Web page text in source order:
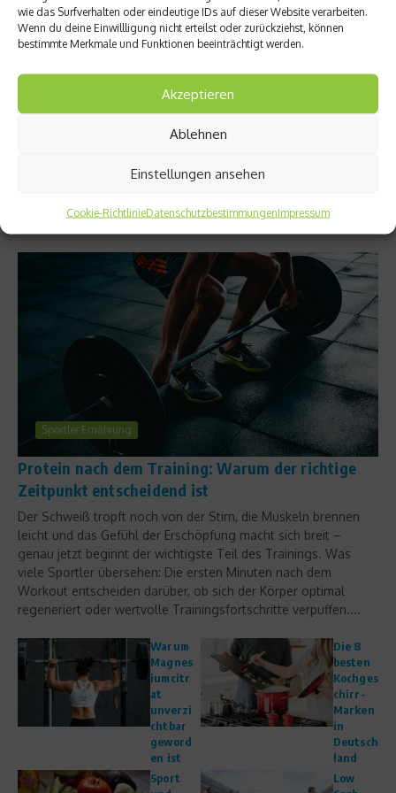
wie das Surfverhalten oder eindeutige IDs auf dieser Website verarbeiten.
Wenn du deine Einwillligung nicht erteilst oder zurückziehst, können
bestimmte Merkmale und Funktionen beeinträchtigt werden.
Akzeptieren
Ablehnen
Einstellungen ansehen
Cookie-RichtlinieDatenschutzbestimmungenImpressum
wissen
sollten
n,
Prävent
schnell
Ernährung Kategorie anzeigen
Sportler Ernährung
Protein nach dem Training: Warum der richtige
Zeitpunkt entscheidend ist
Der Schweiß tropft noch von der Stirn, die Muskeln brennen
leicht und das Gefühl der Erschöpfung macht sich breit –
genau jetzt beginnt der wichtigste Teil des Trainings. Was
viele Sportler übersehen: Die ersten Minuten nach dem
Workout entscheiden darüber, ob sich der Körper optimal
regeneriert oder wertvolle Trainingsfortschritte verpuffen....
Warum
Magnes
iumcitr
at
unverzi
chtbar
geword
en ist
Die 8
besten
Kochges
chirr-
Marken
in
Deutsch
land
Sport
Low